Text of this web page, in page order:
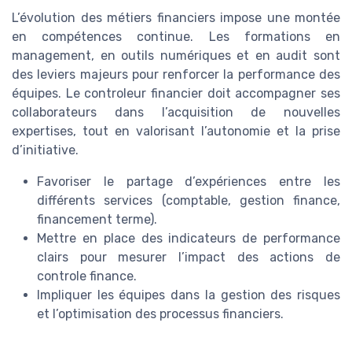
L’évolution des métiers financiers impose une montée
en compétences continue. Les formations en
management, en outils numériques et en audit sont
des leviers majeurs pour renforcer la performance des
équipes. Le controleur financier doit accompagner ses
collaborateurs dans l’acquisition de nouvelles
expertises, tout en valorisant l’autonomie et la prise
d’initiative.
Favoriser le partage d’expériences entre les
différents services (comptable, gestion finance,
financement terme).
Mettre en place des indicateurs de performance
clairs pour mesurer l’impact des actions de
controle finance.
Impliquer les équipes dans la gestion des risques
et l’optimisation des processus financiers.